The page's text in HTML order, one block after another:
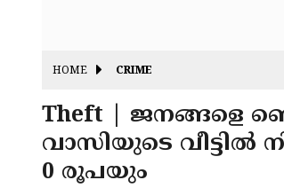
HOME CRIME
Theft | ജനങ്ങളെ
വാസിയുടെ വീട്ടിൽ
0 രൂപയും